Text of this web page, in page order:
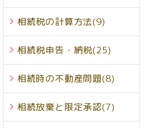
相続税の計算方法(9)
相続税申告・納税(25)
相続時の不動産問題(8)
相続放棄と限定承認(7)